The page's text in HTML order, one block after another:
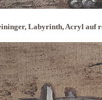
Labyrinth, Acryl auf